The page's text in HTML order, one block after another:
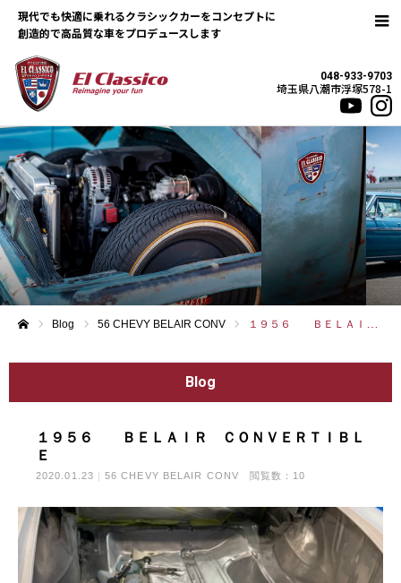
現代でも快適に乗れるクラシックカーをコンセプトに
048-933-9703
埼玉県八潮市浮塚578-1
Blog 56 CHEVY BELAIR CONV １９５６ ＢＥＬＡＩＲ ＣＯＮＶＥＲＴＩＢＬＥ
Blog
１９５６ ＢＥＬＡＩＲ ＣＯＮＶＥＲＴＩＢＬ
Ｅ
2020.01.23 56 CHEVY BELAIR CONV 閲覧数：10